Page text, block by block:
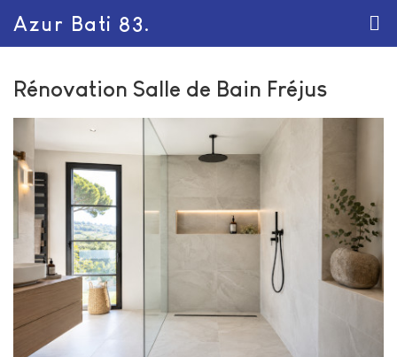
Azur Bati 83.
Rénovation Salle de Bain Fréjus